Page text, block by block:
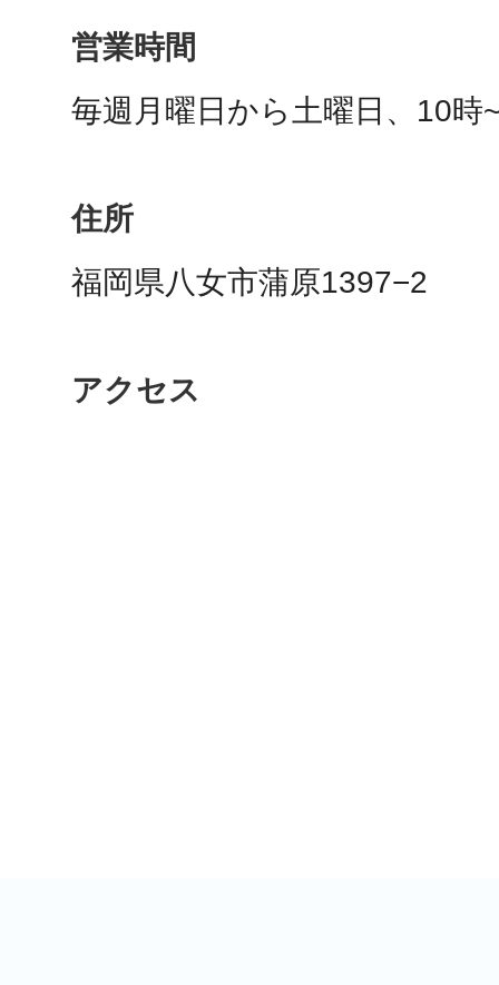
営業時間
毎週月曜日から土曜日、10時
住所
福岡県八女市蒲原1397−2
アクセス
秋葉原
日置